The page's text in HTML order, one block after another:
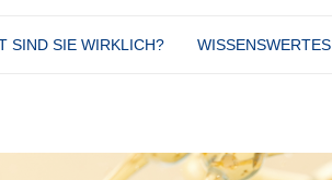
SIND SIE WIRKLICH? WISSENSWERTES